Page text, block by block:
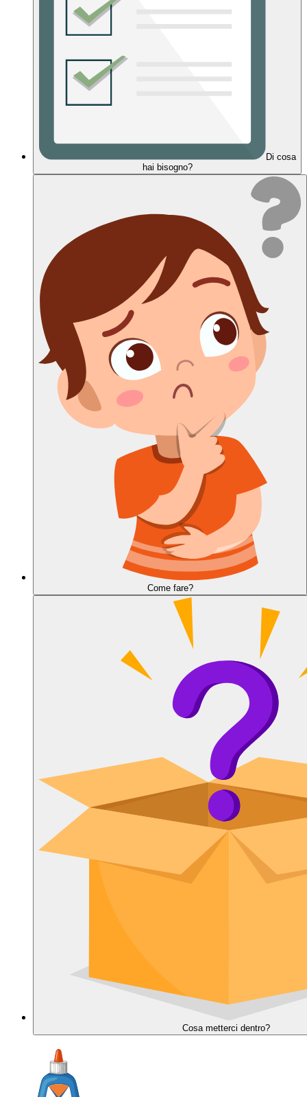
Di cosa
hai bisogno?
Come fare?
Cosa metterci dentro?